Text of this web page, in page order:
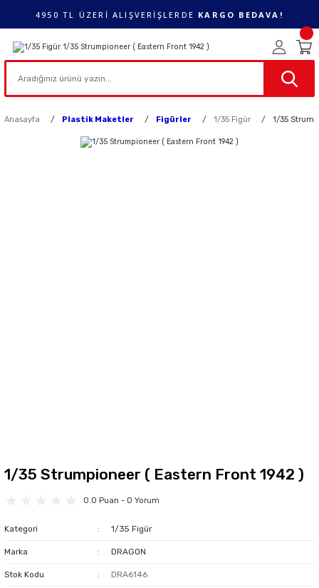
4950 TL ÜZERİ ALIŞVERİŞLERDE KARGO BEDAVA!
Anasayfa Plastik Maketler Figürler 1/35 Figür 1/35
1/35 Strumpioneer ( Eastern Front 1942 )
0.0 Puan - 0 Yorum
Kategori 1/35 Figür
Marka DRAGON
Stok Kodu DRA6146